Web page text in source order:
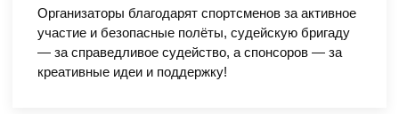
Организаторы благодарят спортсменов за активное
участие и безопасные полёты, судейскую бригаду
— за справедливое судейство, а спонсоров — за
креативные идеи и поддержку!